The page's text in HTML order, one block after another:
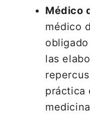
Médico
médico
las
práctica